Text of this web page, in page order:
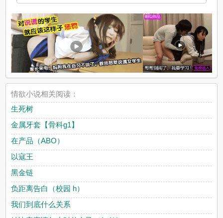
情欲小说相关阅读：
生死树
金属牙套【骨科g1】
在产品（ABO）
以寇王
黑金链
负距离告白（校园 h）
我们到底什么关系